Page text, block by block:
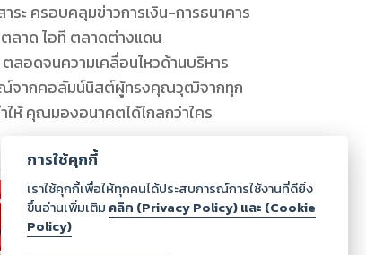
ทำให้ คุณมองอนาคตได้ไกลกว่าใคร
: 28.18MB
การใช้คุกกี้
เราใช้คุกกี้เพื่อให้ทุกคนได้ประสบการณ์การใช้งานที่ดียิ่ง
ขึ้นอ่านเพิ่มเติม คลิก (Privacy Policy) และ (Cookie
Policy)